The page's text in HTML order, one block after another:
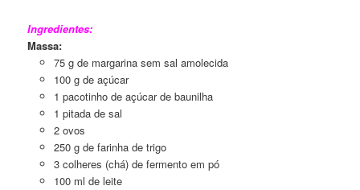
Ingredientes:
Massa:
75 g de margarina sem sal amolecida
100 g de açúcar
1 pacotinho de açúcar de baunilha
1 pitada de sal
2 ovos
250 g de farinha de trigo
3 colheres (chá) de fermento em pó
100 ml de leite